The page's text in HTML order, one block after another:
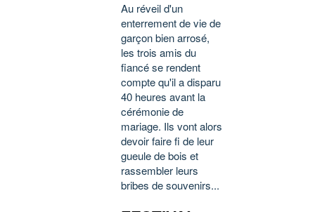
Au réveil d'un
enterrement de vie de
garçon bien arrosé,
les trois amis du
fiancé se rendent
compte qu'il a disparu
40 heures avant la
cérémonie de
mariage. Ils vont alors
devoir faire fi de leur
gueule de bois et
rassembler leurs
bribes de souvenirs...